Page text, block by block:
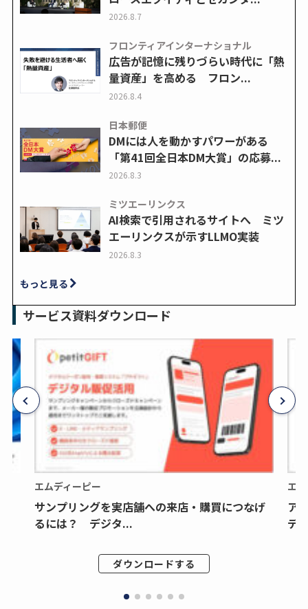
2026.8.7
フロンティアインターナショナル
広告が記憶に残りづらい時代に「熱
量資産」を高める フロン...
2026.8.4
日本郵便
DMには人を動かすパワーがある
「第41回全日本DM大賞」の応募...
2026.8.3
ミツエーリンクス
AI検索で引用されるサイトへ ミツ
エーリンクスが示すLLMO実装
2026.8.3
もっと見る
サービス資料ダウンロード
エムディーピー
サンプリングを実店舗への来店・購買につなげ
るには？ デジタ...
ダウンロードする
エ
ア
デ